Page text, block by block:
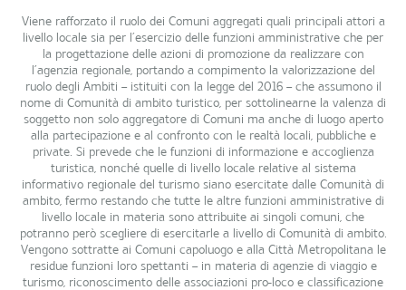
Viene rafforzato il ruolo dei Comuni aggregati quali principali attori a
livello locale sia per l’esercizio delle funzioni amministrative che per
la progettazione delle azioni di promozione da realizzare con
l’agenzia regionale, portando a compimento la valorizzazione del
ruolo degli Ambiti – istituiti con la legge del 2016 – che assumono il
nome di Comunità di ambito turistico, per sottolinearne la valenza di
soggetto non solo aggregatore di Comuni ma anche di luogo aperto
alla partecipazione e al confronto con le realtà locali, pubbliche e
private. Si prevede che le funzioni di informazione e accoglienza
turistica, nonché quelle di livello locale relative al sistema
informativo regionale del turismo siano esercitate dalle Comunità di
ambito, fermo restando che tutte le altre funzioni amministrative di
livello locale in materia sono attribuite ai singoli comuni, che
potranno però scegliere di esercitarle a livello di Comunità di ambito.
Vengono sottratte ai Comuni capoluogo e alla Città Metropolitana le
residue funzioni loro spettanti – in materia di agenzie di viaggio e
turismo, riconoscimento delle associazioni pro-loco e classificazione